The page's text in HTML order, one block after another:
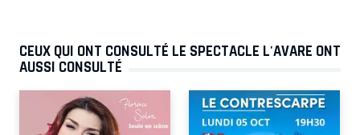
CEUX QUI ONT CONSULTÉ LE SPECTACLE L'AVARE ONT
AUSSI CONSULTÉ